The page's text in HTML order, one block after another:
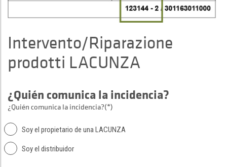
Intervento/Riparazione
prodotti LACUNZA
¿Quién comunica la incidencia?
¿Quién comunica la incidencia?(*)
Soy el propietario de una LACUNZA
Soy el distribuidor